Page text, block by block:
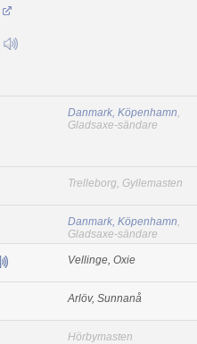
Danmark, Köpenhamn,
Gladsaxe-sändare
Trelleborg, Gyllemasten
Danmark, Köpenhamn,
Gladsaxe-sändare
Vellinge, Oxie
Arlöv, Sunnanå
Hörbymasten